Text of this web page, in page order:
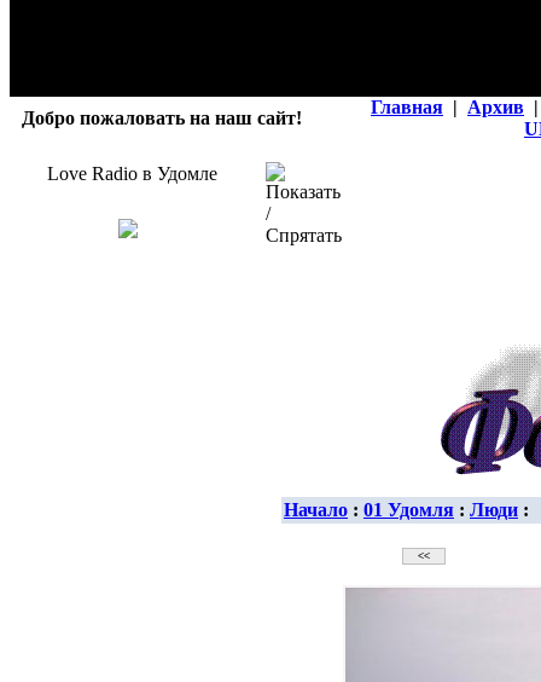
Добро пожаловать на наш сайт!
Главная | Архив |
Love Radio в Удомле
Начало : 01 Удомля : Люди :